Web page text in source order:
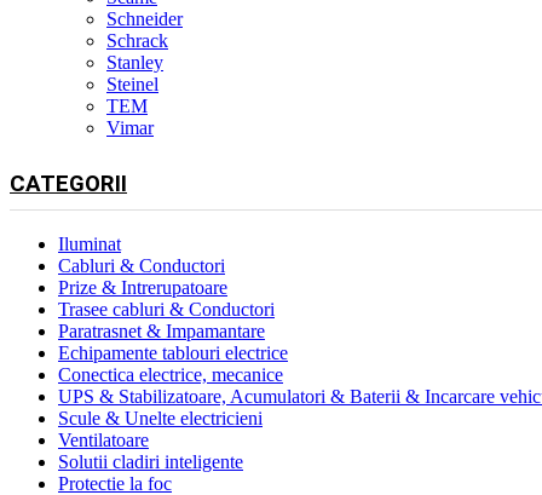
Schneider
Schrack
Stanley
Steinel
TEM
Vimar
CATEGORII
Iluminat
Cabluri & Conductori
Prize & Intrerupatoare
Trasee cabluri & Conductori
Paratrasnet & Impamantare
Echipamente tablouri electrice
Conectica electrice, mecanice
UPS & Stabilizatoare, Acumulatori & Baterii & Incarcare
Scule & Unelte electricieni
Ventilatoare
Solutii cladiri inteligente
Protectie la foc